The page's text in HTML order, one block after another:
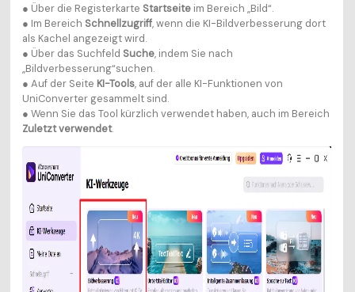
● Über die Registerkarte Startseiteim Bereich „Bild“.
● Im Bereich Schnellzugriff, wenn die KI-Bildverbesserung dort
als Kachel angezeigt wird.
● Über das Suchfeld Suche, indem Sie nach
„Bildverbesserung“suchen.
● Auf der Seite KI-Tools, auf der alle KI-Funktionen von
UniConverter gesammelt sind.
● Wenn Sie das Tool kürzlich verwendet haben, auch im Bereich
Zuletzt verwendet.